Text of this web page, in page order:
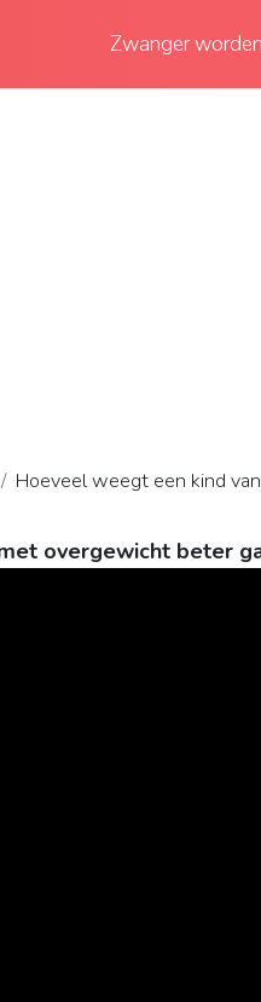
Zwanger worden
Hoeveel weegt een kind
overgewicht beter